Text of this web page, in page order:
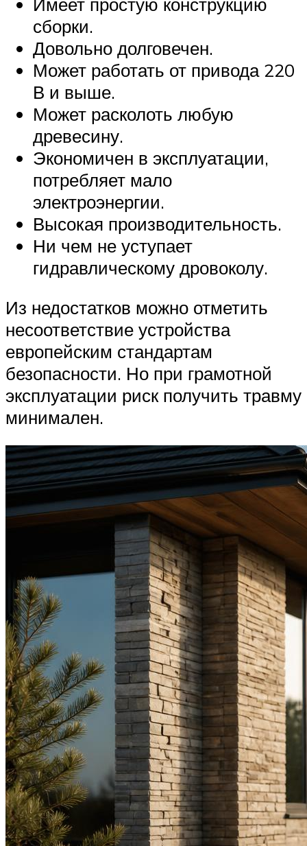
сборки.
Довольно долговечен.
Может работать от привода 220
В и выше.
Может расколоть любую
древесину.
Экономичен в эксплуатации,
потребляет мало
электроэнергии.
Высокая производительность.
Ни чем не уступает
гидравлическому дровоколу.
Из недостатков можно отметить
несоответствие устройства
европейским стандартам
безопасности. Но при грамотной
эксплуатации риск получить травму
минимален.